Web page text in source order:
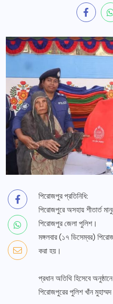
পিরোজপুর প্রতিনিধি:
পিরোজপুরে অসহায় শীতার্ত
পিরোজপুর জেলা পুলিশ।
মঙ্গলবার (১৭ ডিসেম্বর)
করা হয়।
প্রধান অতিথি হিসেবে
পিরোজপুরের পুলিশ খাঁন